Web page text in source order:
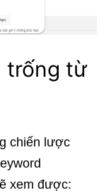
trống từ
chiến lược
xem được: